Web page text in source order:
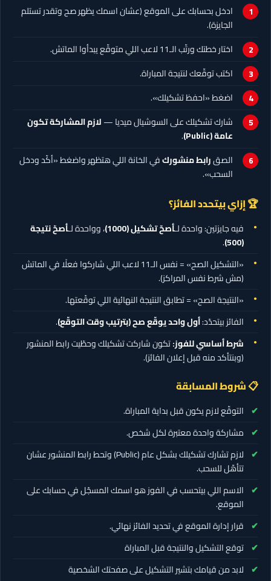
ادخل بحسابك على الموقع (عشان اسمك يظهر صح وتقدر تستلم
الجايزة).
اختار خطتك ورتّب الـ11 لاعب اللي متوقّع يبدأوا الماتش.
اكتب توقّعك لنتيجة المباراة.
اضغط «احفظ تشكيلك».
شارك تشكيلك على السوشيال ميديا —لازم المشاركة تكون
عامة (Public)
.
الصقرابط منشوركفي الخانة اللي هتظهر واضغط «أكّد ودخل
السحب».
🏆 إزاي بيتحدد الفائز؟
فيه جايزتين: واحدة لـأصحّ تشكيل(1000) ، وواحدة لـأصحّ نتيجة
(500)
.
«التشكيل الصح» = نفس الـ11 لاعب اللي شاركوا فعلًا في الماتش
(مش شرط نفس المراكز).
«النتيجة الصح» = تطابق النتيجة النهائية اللي توقّعتها.
الفائز بيتحدّد:أول واحد يوقّع صح (بترتيب وقت التوقّع).
شرط أساسي للفوز:تكون شاركت تشكيلك وحطّيت رابط المنشور
(وبنتأكد منه قبل إعلان الفائز).
📋 شروط المسابقة
التوقّع لازم يكون قبل بداية المباراة.
مشاركة واحدة معتبرة لكل شخص.
لازم تشارك تشكيلك بشكل عام (Public) وتحط رابط المنشور عشان
تتأهّل للسحب.
الاسم اللي بيتحسب في الفوز هو اسمك المسجّل في حسابك على
الموقع.
قرار إدارة الموقع في تحديد الفائز نهائي.
توقع التشكيل والنتيجة قبل المباراة
لابد من قيامك بتشير التشكيل على صفحتك الشخصية